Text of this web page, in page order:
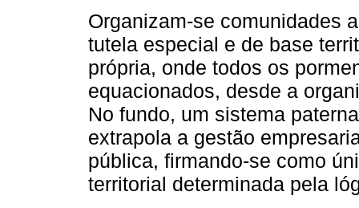
Organizam-se comunidades
tutela especial e de base
própria, onde todos os
equacionados, desde a
No fundo, um sistema
extrapola a gestão
pública, firmando-se como
territorial determinada pela